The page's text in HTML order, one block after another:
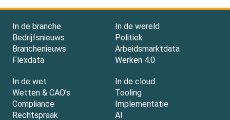
In de branche
Bedrijfsnieuws
Branchenieuws
Flexdata
In de wereld
Politiek
Arbeidsmarktdata
Werken 4.0
In de wet
Wetten & CAO’s
Compliance
Rechtspraak
In de cloud
Tooling
Implementatie
AI